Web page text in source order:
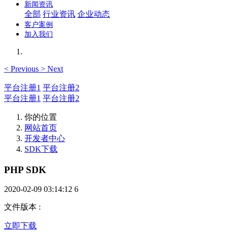
新闻资讯
全部 行业资讯 企业动态
客户案例
加入我们
< Previous > Next
平台注册1 平台注册2
平台注册1 平台注册2
你的位置
网站首页
开发者中心
SDK下载
PHP SDK
2020-02-09 03:14:12 6
文件版本 :
立即下载